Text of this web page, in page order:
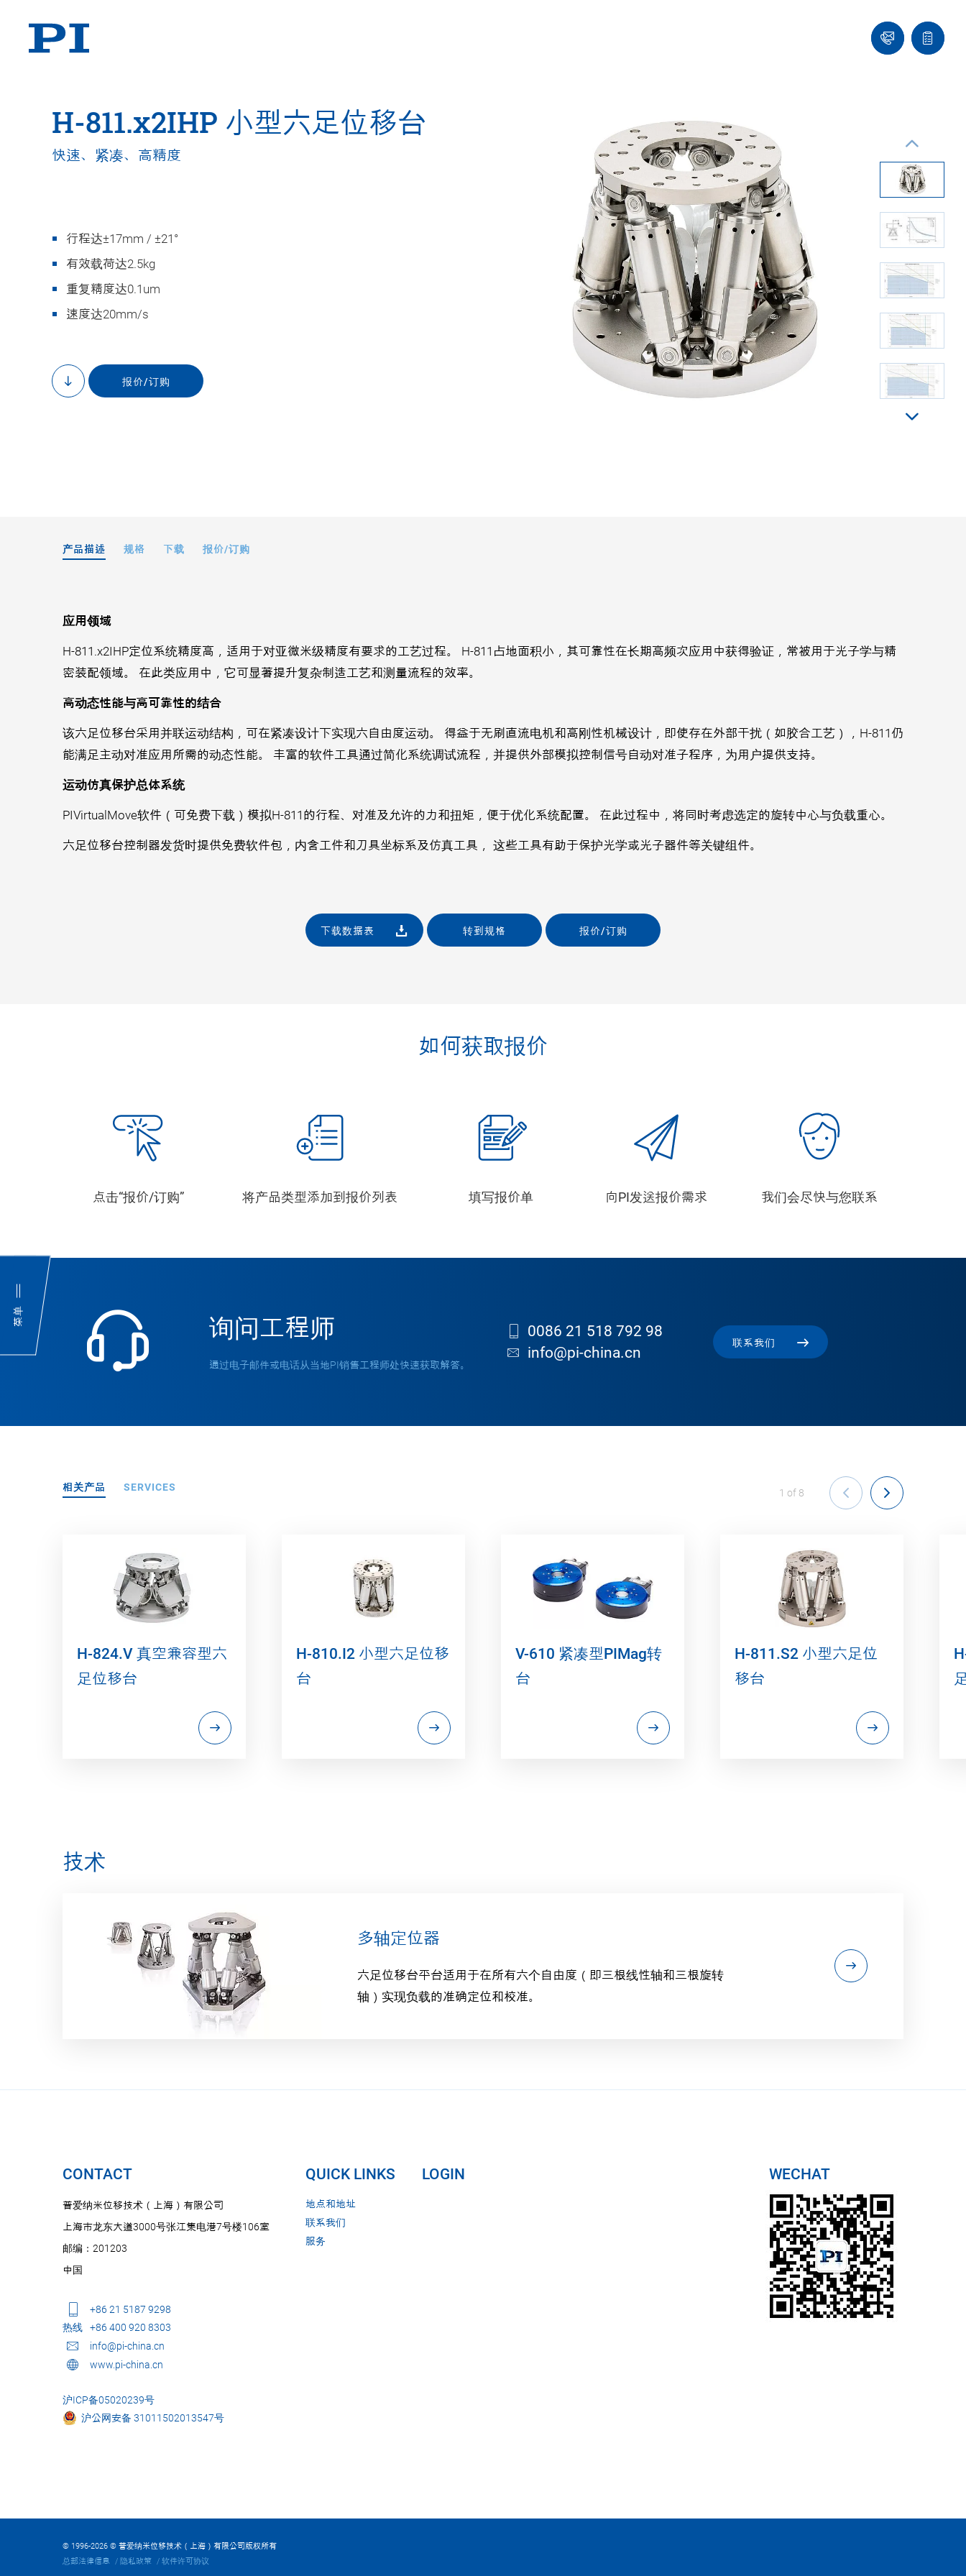
菜单
联
系
报
价
H-811.x2IHP 小型六足位移台
快速、紧凑、高精度
行程达±17mm / ±21°
有效载荷达2.5kg
重复精度达0.1um
速度达20mm/s
to
content
报价/订购
产品描述 规格 下载 报价/订购
应用领域
H-811.x2IHP定位系统精度高，适用于对亚微米级精度有要求的工艺过程。 H-811占地面积小，其可靠性在长期高频次应用中获得验证，常被用于光子学与精
密装配领域。 在此类应用中，它可显著提升复杂制造工艺和测量流程的效率。
高动态性能与高可靠性的结合
该六足位移台采用并联运动结构，可在紧凑设计下实现六自由度运动。 得益于无刷直流电机和高刚性机械设计，即使存在外部干扰（如胶合工艺），H-811仍
能满足主动对准应用所需的动态性能。 丰富的软件工具通过简化系统调试流程，并提供外部模拟控制信号自动对准子程序，为用户提供支持。
运动仿真保护总体系统
PIVirtualMove软件（可免费下载）模拟H-811的行程、对准及允许的力和扭矩，便于优化系统配置。 在此过程中，将同时考虑选定的旋转中心与负载重心。
六足位移台控制器发货时提供免费软件包，内含工件和刀具坐标系及仿真工具， 这些工具有助于保护光学或光子器件等关键组件。
下载数据表 转到规格 报价/订购
如何获取报价
点击“报价/订购” 将产品类型添加到报价列表 填写报价单 向PI发送报价需求 我们会尽快与您联系
询问工程师
通过电子邮件或电话从当地PI销售工程师处快速获取解答。
0086 21 518 792 98
info@pi-china.cn
联系我们
相关产品 SERVICES 1 of 8
H-824.V 真空兼容型六
足位移台
H-810.I2 小型六足位移
台
V-610 紧凑型PIMag转
台
H-811.S2 小型六足位
移台
技术
多轴定位器
六足位移台平台适用于在所有六个自由度（即三根线性轴和三根旋转
轴）实现负载的准确定位和校准。
CONTACT
普爱纳米位移技术（上海）有限公司
上海市龙东大道3000号张江集电港7号楼106室
邮编：201203
中国
+86 21 5187 9298
热线
+86 400 920 8303
info@pi-china.cn
www.pi-china.cn
沪ICP备05020239号
沪公网安备 31011502013547号
QUICK LINKS
地点和地址
联系我们
服务
LOGIN WECHAT
© 1996-2026 © 普爱纳米位移技术（上海）有限公司版权所有
总部法律信息
隐私政策 软件许可协议